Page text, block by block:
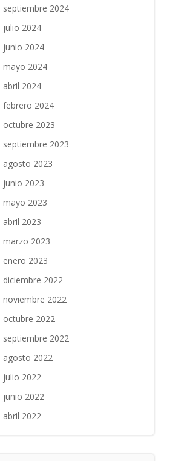
septiembre 2024
julio 2024
junio 2024
mayo 2024
abril 2024
febrero 2024
octubre 2023
septiembre 2023
agosto 2023
junio 2023
mayo 2023
abril 2023
marzo 2023
enero 2023
diciembre 2022
noviembre 2022
octubre 2022
septiembre 2022
agosto 2022
julio 2022
junio 2022
abril 2022